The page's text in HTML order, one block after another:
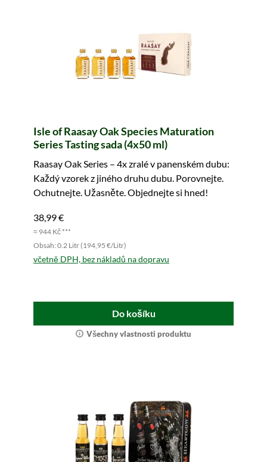
Isle of Raasay Oak Species Maturation
Series Tasting sada (4x50 ml)
Raasay Oak Series – 4x zralé v panenském dubu:
Každý vzorek z jiného druhu dubu. Porovnejte.
Ochutnejte. Užasněte. Objednejte si hned!
38,99 €
≈ 944 Kč ***
Obsah: 0.2 Litr (194,95 €/Litr)
včetně DPH, bez nákladů na dopravu
Do košíku
Všechny vlastnosti produktu